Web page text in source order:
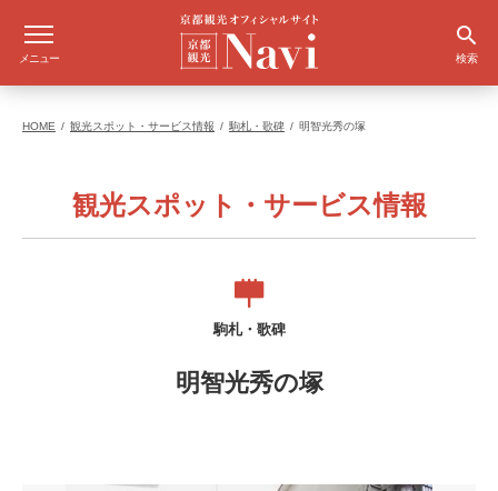
メニュー 検索
HOME 観光スポット・サービス情報 駒札・歌碑 明智光秀の塚
観光スポット・サービス情報
駒札・歌碑
明智光秀の塚